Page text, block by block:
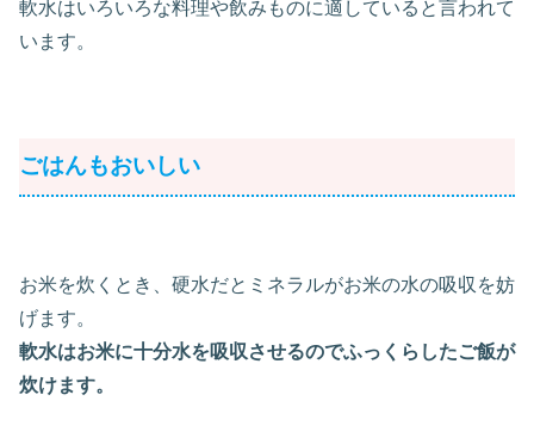
軟水はいろいろな料理や飲みものに適していると言われて
います。
ごはんもおいしい
お米を炊くとき、硬水だとミネラルがお米の水の吸収を妨
げます。
軟水はお米に十分水を吸収させるのでふっくらしたご飯が
炊けます。